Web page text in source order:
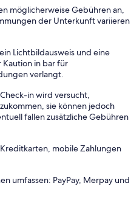
möglicherweise Gebühren an,
der Unterkunft variieren
Lichtbildausweis und eine
in bar für
verlangt.
in wird versucht,
sie können jedoch
fallen zusätzliche Gebühren
mobile Zahlungen
umfassen: PayPay, Merpay und